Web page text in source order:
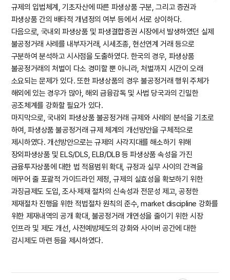
규제의 입법체계, 기초자산에 따른 파생상품 구분, 그리고 증권과
파생상품 간의 배타적 개념정의 여부 등에서 서로 상이하다.
다음으로, 국내외 파생상품 및 파생결합증권 시장에서 발생하였던 실제
불공정거래 사례를 내부자거래, 시세조종, 현선연계 거래 등으로
구분하여 분석하고 시사점을 도출하였다. 한국의 경우, 파생상품
불공정거래의 처벌이 다소 경미할 뿐 아니라, 처벌까지 시간이 오래
소요되는 문제가 있다. 또한 파생상품의 경우 불공정거래 행위 주체가
해외에 있는 경우가 많아, 해외 금융감독 및 사법 당국과의 긴밀한
공조체계를 강화할 필요가 있다.
마지막으로, 국내외 파생상품 불공정거래 규제와 사례의 분석을 기초로
하여, 파생상품 불공정거래 규제 체계의 개선방안을 구체적으로
제시하였다. 개선방안으로는 규제의 사각지대를 해소하기 위해
장외파생상품 및 ELS/DLS, ELB/DLB 등 파생상품 속성을 가진
금융투자상품에 대한 법 적용범위 확대, 규정과 실무 사이의 간격을
메꾸어 줄 포괄적 가이드라인 제정, 규제의 실효성을 확보하기 위한
과징금제도 도입, 조사·제재 절차의 신속성과 전문성 제고, 공정한
제재절차 진행을 위한 적법절차 원칙의 준수, market discipline 강화를
위한 제재내역의 공개 확대, 불공정거래 개연성을 줄이기 위한 시장
인프라 및 제도 개선, 사전예방제도의 강화와 사이버 공간에 대한
감시제도 마련 등을 제시하였다.